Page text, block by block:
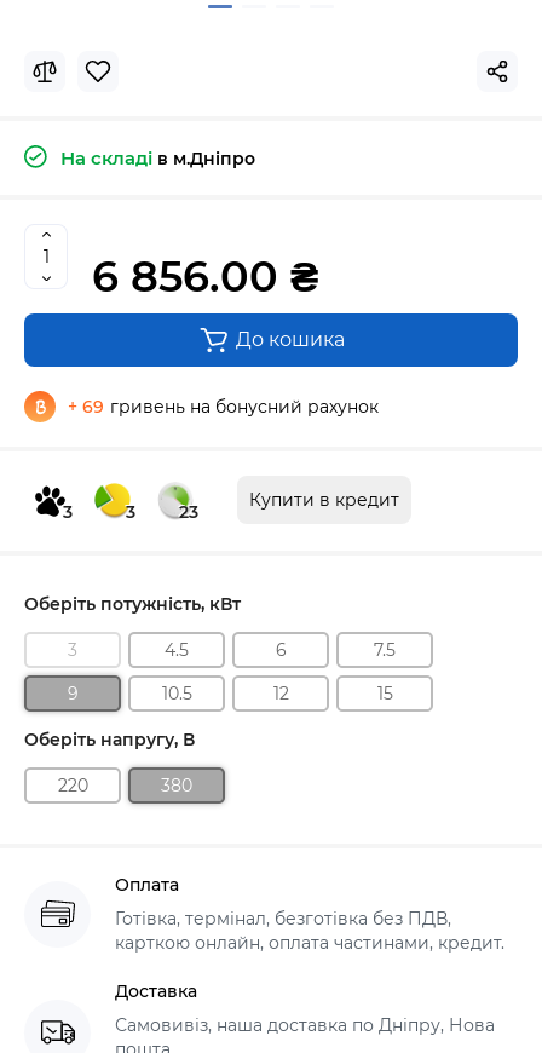
На складі в м.Дніпро
6 856.00 ₴
До кошика
+ 69 гривень на бонусний рахунок
3 3 23
Купити в кредит
Оберіть потужність, кВт
3 4.5 6
7.5
9
10.5 12 15
Оберіть напругу, В
220 380
Оплата
Готівка, термінал, безготівка без ПДВ,
карткою онлайн, оплата частинами, кредит.
Доставка
Самовивіз, наша доставка по Дніпру, Нова